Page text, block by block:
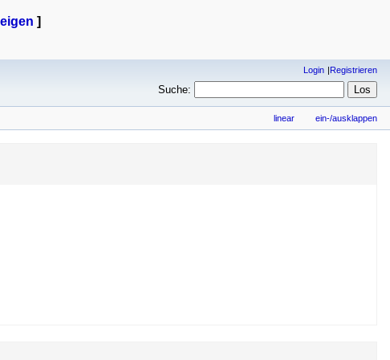
]
Login Registrieren
Suche:
linear ein-/ausklappen